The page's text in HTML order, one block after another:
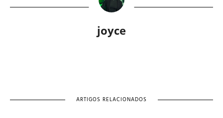
joyce
ARTIGOS RELACIONADOS